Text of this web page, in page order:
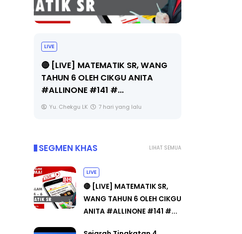
Sejarah Tingkatan 4
Unknown 7 hari yang lalu
LIHAT SEMUA
SEGMEN KHAS
LIVE
🔴 [LIVE] MATEMATIK SR,
WANG TAHUN 6 OLEH CIKGU
ANITA #ALLINONE #141 #...